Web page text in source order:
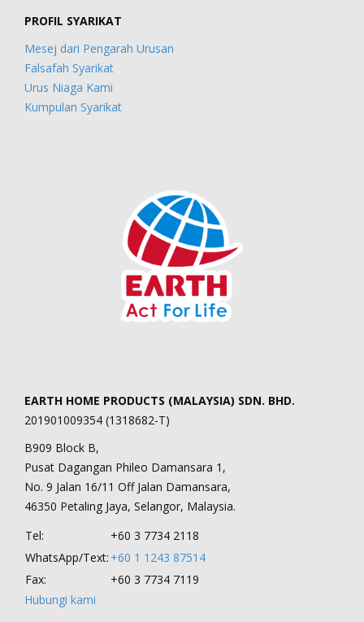
PROFIL SYARIKAT
Mesej dari Pengarah Urusan
Falsafah Syarikat
Urus Niaga Kami
Kumpulan Syarikat
EARTH HOME PRODUCTS (MALAYSIA) SDN. BHD.
201901009354 (1318682-T)
B909 Block B,
Pusat Dagangan Phileo Damansara 1,
No. 9 Jalan 16/11 Off Jalan Damansara,
46350 Petaling Jaya, Selangor, Malaysia.
Tel:
+60 3 7734 2118
WhatsApp/Text: +60 1 1243 87514
Fax:
+60 3 7734 7119
Hubungi kami